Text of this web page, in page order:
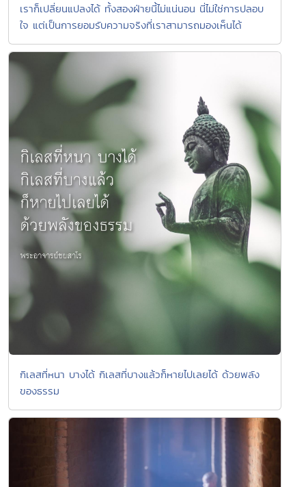
เราก็เปลี่ยนแปลงได้ ทั้งสองฝ่ายนี้ไม่แน่นอน นี่ไม่ใช่การปลอบ
ใจ แต่เป็นการยอมรับความจริงที่เราสามารถมองเห็นได้
กิเลสที่หนา บางได้ กิเลสที่บางแล้วก็หายไปเลยได้ ด้วยพลัง
ของธรรม